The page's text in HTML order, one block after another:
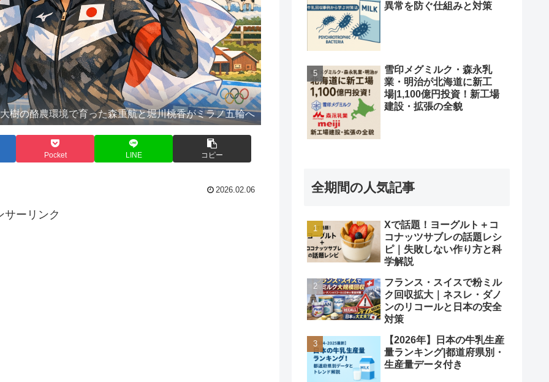
樹の酪農環境で育った森重航と堀川桃香がミラノ五輪へ
Pocket LINE コピー
2026.02.06
サーリンク
異常を防ぐ仕組みと対策
雪印メグミルク・森永乳
業・明治が北海道に新工
場|1,100億円投資！新工場
建設・拡張の全貌
全期間の人気記事
Xで話題！ヨーグルト＋コ
コナッツサブレの話題レシ
ピ｜失敗しない作り方と科
学解説
フランス・スイスで粉ミル
ク回収拡大｜ネスレ・ダノ
ンのリコールと日本の安全
対策
【2026年】日本の牛乳生産
量ランキング|都道府県別・
生産量データ付き